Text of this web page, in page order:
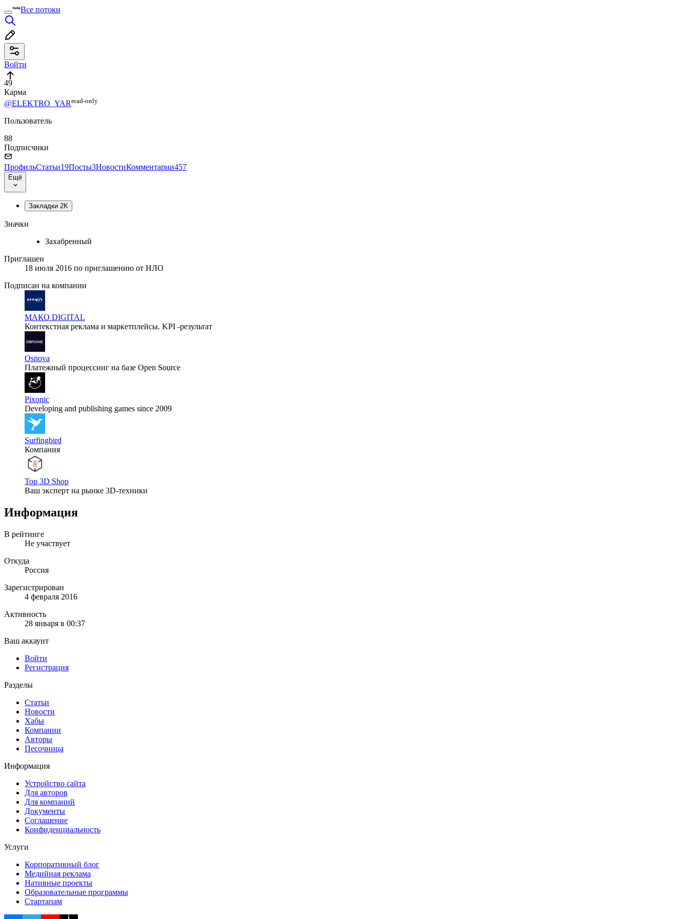
Все потоки
Войти
49
Карма
@ELEKTRO_YARread⁠-⁠only
Пользователь
88
Подписчики
ПрофильСтатьи19Посты3НовостиКомментарии457
Ещё
Закладки 2K
Значки
Захабренный
Приглашен
18 июля 2016 по приглашению от НЛО
Подписан на компании
МАКО DIGITAL
Контекстная реклама и маркетплейсы. KPI -результат
Osnova
Платежный процессинг на базе Open Source
Pixonic
Developing and publishing games since 2009
Surfingbird
Компания
Top 3D Shop
Ваш эксперт на рынке 3D-техники
Информация
В рейтинге
Не участвует
Откуда
Россия
Зарегистрирован
4 февраля 2016
Активность
28 января в 00:37
Ваш аккаунт
Войти
Регистрация
Разделы
Статьи
Новости
Хабы
Компании
Авторы
Песочница
Информация
Устройство сайта
Для авторов
Для компаний
Документы
Соглашение
Конфиденциальность
Услуги
Корпоративный блог
Медийная реклама
Нативные проекты
Образовательные программы
Стартапам